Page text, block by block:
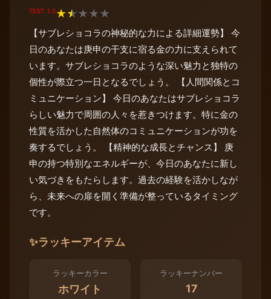
TEST: 1.5★★★★★
【サブレショコラの神秘的な力による詳細運勢】 今
日のあなたは庚申の干支に宿る金の力に支えられて
います。サブレショコラのような深い魅力と独特の
個性が際立つ一日となるでしょう。 【人間関係とコ
ミュニケーション】 今日のあなたはサブレショコラ
らしい魅力で周囲の人々を惹きつけます。特に金の
性質を活かした自然体のコミュニケーションが功を
奏するでしょう。 【精神的な成長とチャンス】 庚
申の持つ特別なエネルギーが、今日のあなたに新し
い気づきをもたらします。過去の経験を活かしなが
ら、未来への扉を開く準備が整っているタイミング
です。
✨ラッキーアイテム
ラッキーカラー
ホワイト
ラッキーナンバー
17